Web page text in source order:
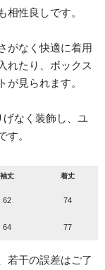
相性良しです。
がなく快適に着用
れたり、ボックス
見られます。
なく装飾し、ユ
す。
袖丈 着丈
62 74
64 77
若干の誤差はご了